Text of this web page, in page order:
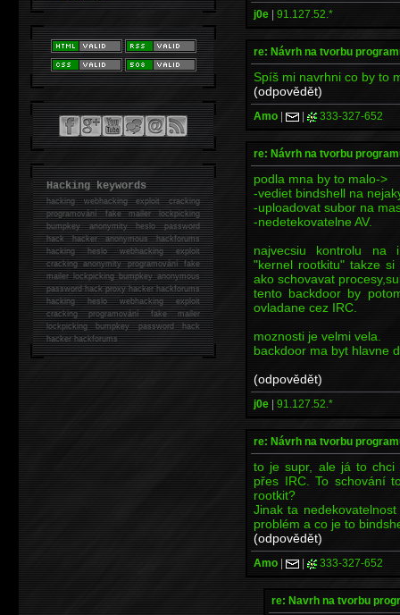
j0e | 91.127.52.*
re: Návrh na tvorbu
Spíš mi navrhni co by to
(odpovědět)
Amo | | 333-327-652
re: Návrh na tvorbu
podla mna by to malo->
-vediet bindshell na
-uploadovat subor na
-nedetekovatelne AV.
najvecsiu kontrolu na
"kernel rootkitu" takze
ako schovavat
tento backdoor by
ovladane cez IRC.
moznosti je velmi vela.
backdoor ma byt hlavne
(odpovědět)
j0e | 91.127.52.*
re: Návrh na tvorbu
to je supr, ale já to chci
přes IRC. To schování
rootkit?
Jinak ta
problém a co je to
(odpovědět)
Amo | | 333-327-652
re: Navrh na tvorbu
Hacking keywords
hackingwebhacking exploit cracking
programování fake mailer lockpicking
bumpkey anonymity heslo password
hackhacker anonymous hackforums
hackingheslo webhacking exploit
cracking anonymity programování fake
mailer lockpicking bumpkey anonymous
password hack proxy hacker hackforums
hacking heslo webhacking exploit
cracking programování fake mailer
lockpicking bumpkey password hack
hackerhackforums